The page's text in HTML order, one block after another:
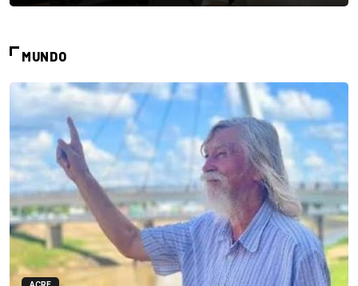
MUNDO